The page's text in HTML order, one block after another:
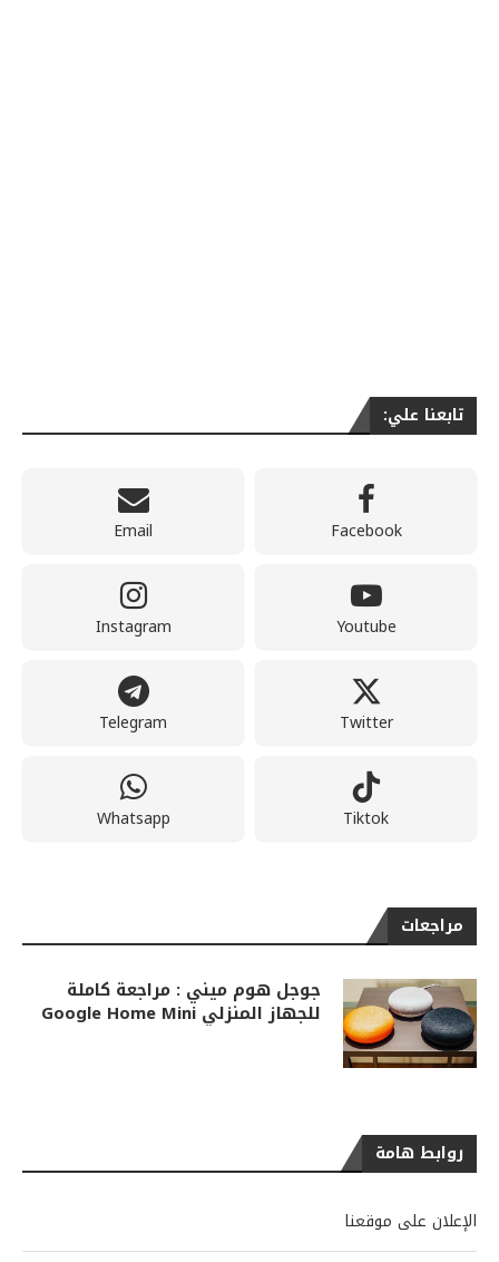
تابعنا علي:
Facebook
Email
Youtube
Instagram
Twitter
Telegram
Tiktok
Whatsapp
مراجعات
جوجل هوم ميني : مراجعة كاملة
للجهاز المنزلي Google Home Mini
روابط هامة
الإعلان على موقعنا